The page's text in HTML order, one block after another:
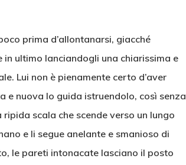
prima d’allontanarsi, giacché
ultimo lanciandogli una chiarissima e
Lui non è pienamente certo d’aver
nuova lo guida istruendolo, così senza
scala che scende verso un lungo
e li segue anelante e smanioso di
le pareti intonacate lasciano il posto